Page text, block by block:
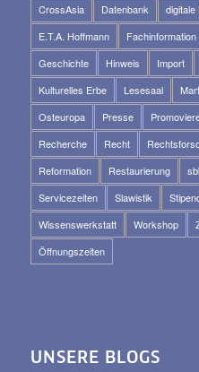
CrossAsia
Datenbank digitale
E.T.A. Hoffmann
Fachinformation
Geschichte
Hinweis Import
Kulturelles Erbe
Lesesaal
Osteuropa
Presse
Recherche
Recht
Reformation
Restaurierung
Servicezeiten
Slawistik
Wissenswerkstatt
Workshop
Öffnungszeiten
UNSERE BLOGS